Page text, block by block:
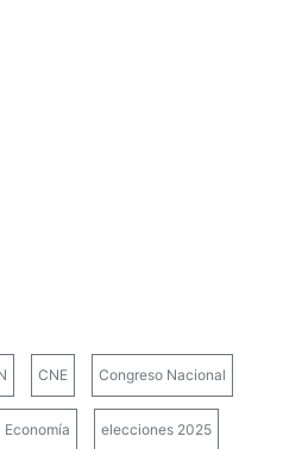
CNE Congreso Nacional
Economía elecciones 2025